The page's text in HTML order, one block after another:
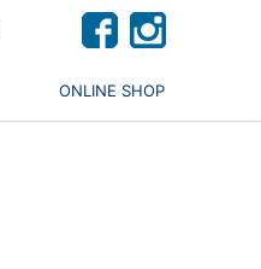
ONLINE SHOP